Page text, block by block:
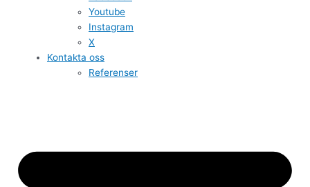
Youtube
Instagram
X
Kontakta oss
Referenser